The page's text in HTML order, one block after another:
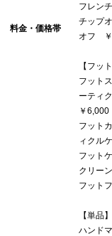
料金・価格帯
フレン
チップ
オフ
【フット
フット
ーティ
￥6,000
フット
ィクル
フット
クリー
フット
【単品】
ハンド